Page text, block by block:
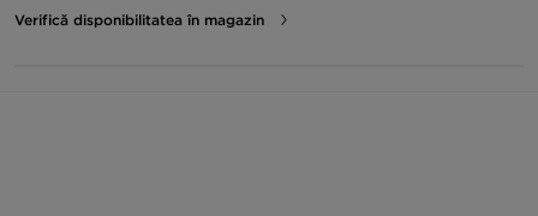
Verifică disponibilitatea în magazin